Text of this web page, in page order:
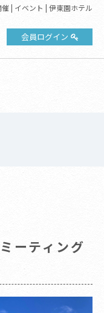
| イベント | 伊東園ホテル
会員ログイン
ーティング